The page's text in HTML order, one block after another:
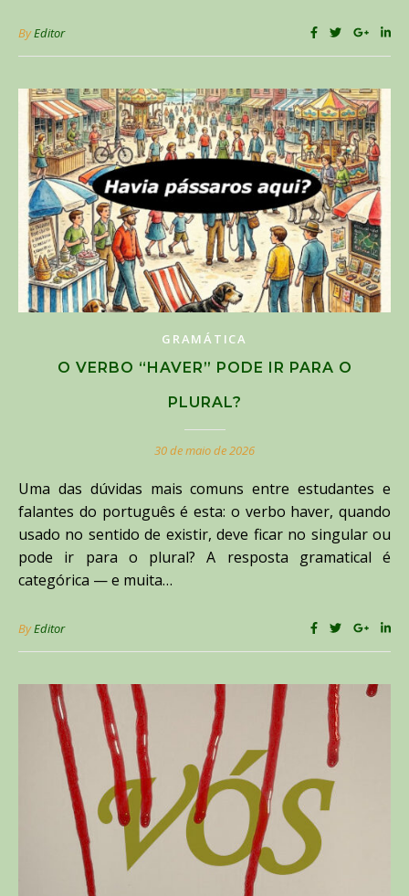
ByEditor
GRAMÁTICA
O VERBO “HAVER” PODE IR PARA O
PLURAL?
30 de maio de 2026
Uma das dúvidas mais comuns entre estudantes e
falantes do português é esta: o verbo haver, quando
usado no sentido de existir, deve ficar no singular ou
pode ir para o plural? A resposta gramatical é
categórica — e muita…
ByEditor